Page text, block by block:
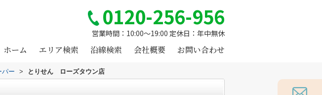
0120-256-956
営業時間：10:00～19:00 定休日：年中無休
ホーム エリア検索 沿線検索 会社概要 お問い合わせ
パー > とりせん ローズタウン店